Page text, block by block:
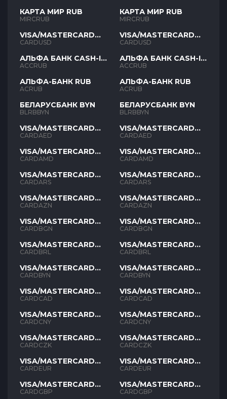
КАРТА МИР RUB
MIRCRUB
VISA/MASTERCARD
USD
CARDUSD
АЛЬФА БАНК CASH-IN
RUB
ACCRUB
АЛЬФА-БАНК RUB
ACRUB
БЕЛАРУСБАНК BYN
BLRBBYN
VISA/MASTERCARD
AED
CARDAED
VISA/MASTERCARD
AMD
CARDAMD
VISA/MASTERCARD
ARS
CARDARS
VISA/MASTERCARD
AZN
CARDAZN
VISA/MASTERCARD
BGN
CARDBGN
VISA/MASTERCARD
BRL
CARDBRL
VISA/MASTERCARD
BYN
CARDBYN
VISA/MASTERCARD
CAD
CARDCAD
VISA/MASTERCARD
CNY
CARDCNY
VISA/MASTERCARD
CZK
CARDCZK
VISA/MASTERCARD
EUR
CARDEUR
VISA/MASTERCARD
GBP
CARDGBP
КАРТА МИР RUB
MIRCRUB
VISA/MASTERCARD
USD
CARDUSD
АЛЬФА БАНК CASH-IN
RUB
ACCRUB
АЛЬФА-БАНК RUB
ACRUB
БЕЛАРУСБАНК BYN
BLRBBYN
VISA/MASTERCARD
AED
CARDAED
VISA/MASTERCARD
AMD
CARDAMD
VISA/MASTERCARD
ARS
CARDARS
VISA/MASTERCARD
AZN
CARDAZN
VISA/MASTERCARD
BGN
CARDBGN
VISA/MASTERCARD
BRL
CARDBRL
VISA/MASTERCARD
BYN
CARDBYN
VISA/MASTERCARD
CAD
CARDCAD
VISA/MASTERCARD
CNY
CARDCNY
VISA/MASTERCARD
CZK
CARDCZK
VISA/MASTERCARD
EUR
CARDEUR
VISA/MASTERCARD
GBP
CARDGBP